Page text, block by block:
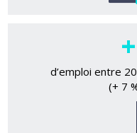
d’emploi entre
(+ 7